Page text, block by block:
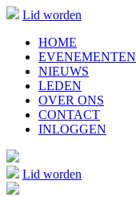
Lid worden
HOME
EVENEMENTEN
NIEUWS
LEDEN
OVER ONS
CONTACT
INLOGGEN
Lid worden